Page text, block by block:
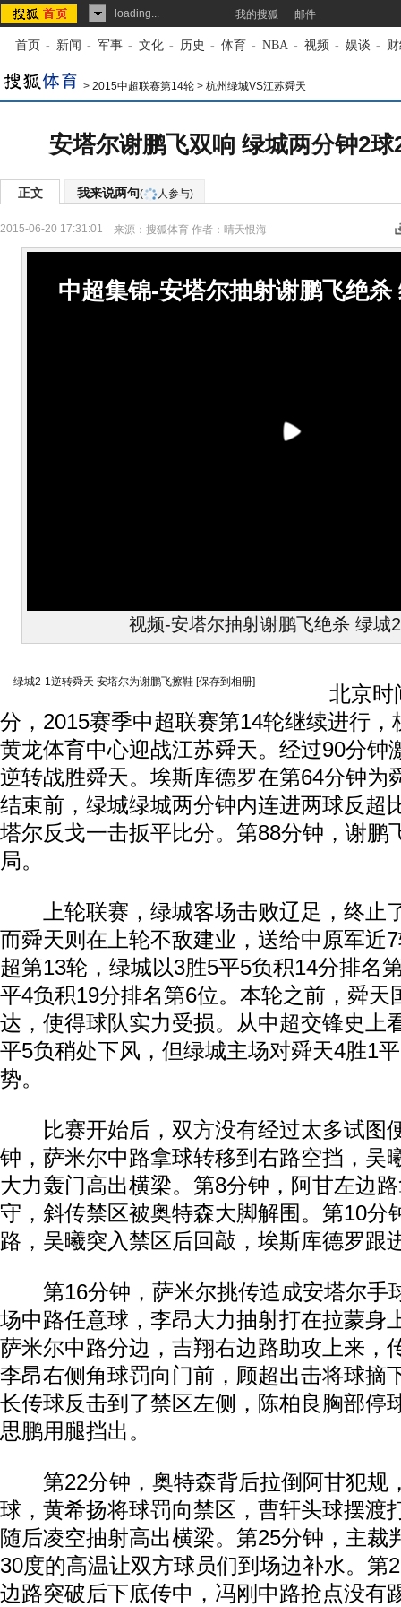
loading... 我的搜狐 邮件
首页 - 新闻 - 军事 - 文化 - 历史 - 体育 - NBA - 视频 - 娱谈 -
> 2015中超联赛第14轮 > 杭州绿城VS江苏舜天
安塔尔谢鹏飞双响 绿城两分钟2球
正文 我来说两句( 人参与)
2015-06-20 17:31:01 来源： 搜狐体育 作者：晴天恨海
中超集锦-安塔尔抽射谢鹏飞绝杀
视频-安塔尔抽射谢鹏飞绝杀 绿城
绿城2-1逆转舜天 安塔尔为谢鹏飞擦鞋 [保存到相册]
北京时间
分，2015赛季中超联赛第14轮继续进行，
黄龙体育中心迎战江苏舜天。经过90分钟
逆转战胜舜天。埃斯库德罗在第64分钟为
结束前，绿城绿城两分钟内连进两球反超
塔尔反戈一击扳平比分。第88分钟，谢鹏
局。
上轮联赛，绿城客场击败辽足，终止
而舜天则在上轮不敌建业，送给中原军近
超第13轮，绿城以3胜5平5负积14分排名
平4负积19分排名第6位。本轮之前，舜天
达，使得球队实力受损。从中超交锋史上
平5负稍处下风，但绿城主场对舜天4胜1
势。
比赛开始后，双方没有经过太多试图
钟，萨米尔中路拿球转移到右路空挡，吴
大力轰门高出横梁。第8分钟，阿甘左边
守，斜传禁区被奥特森大脚解围。第10分
路，吴曦突入禁区后回敲，埃斯库德罗跟
第16分钟，萨米尔挑传造成安塔尔手
场中路任意球，李昂大力抽射打在拉蒙身
萨米尔中路分边，吉翔右边路助攻上来，
李昂右侧角球罚向门前，顾超出击将球摘
长传球反击到了禁区左侧，陈柏良胸部停
思鹏用腿挡出。
第22分钟，奥特森背后拉倒阿甘犯规
球，黄希扬将球罚向禁区，曹轩头球摆渡
随后凌空抽射高出横梁。第25分钟，主裁
30度的高温让双方球员们到场边补水。第
边路突破后下底传中，冯刚中路抢点没有
动物系恋人啊 | 钟欣潼体验爱情哲学 南